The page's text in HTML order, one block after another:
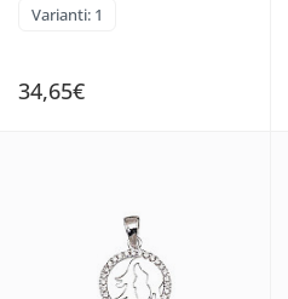
Varianti: 1
34,65€